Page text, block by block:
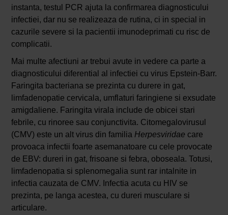
instanta, testul PCR ajuta la confirmarea diagnosticului
infectiei, dar nu se realizeaza de rutina, ci in special in
cazurile severe si la pacientii imunodeprimati cu risc de
complicatii.
Mai multe afectiuni ar trebui avute in vedere ca parte a
diagnosticului diferential al infectiei cu virus Epstein-Barr.
Faringita bacteriana se prezinta cu durere in gat,
limfadenopatie cervicala, umflaturi faringiene si exsudate
amigdaliene. Faringita virala include de obicei stari
febrile, cu rinoree sau conjunctivita. Citomegalovirusul
(CMV) este un alt virus din familia Herpesviridae care
provoaca infectii foarte asemanatoare cu cele provocate
de EBV: dureri in gat, frisoane si febra, oboseala. Totusi,
limfadenopatia si splenomegalia sunt rar intalnite in
infectia cauzata de CMV. Infectia acuta cu HIV se
prezinta, pe langa acestea, cu dureri musculare si
articulare.